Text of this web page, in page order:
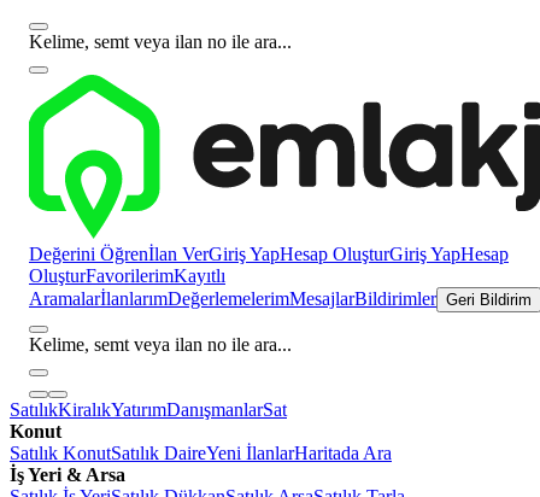
Kelime, semt veya ilan no ile ara...
Değerini Öğrenİlan VerGiriş YapHesap OluşturGiriş YapHesap
OluşturFavorilerimKayıtlı
AramalarİlanlarımDeğerlemelerimMesajlarBildirimler Geri Bildirim
Kelime, semt veya ilan no ile ara...
SatılıkKiralıkYatırımDanışmanlarSat
Konut
Satılık KonutSatılık DaireYeni İlanlarHaritada Ara
İş Yeri & Arsa